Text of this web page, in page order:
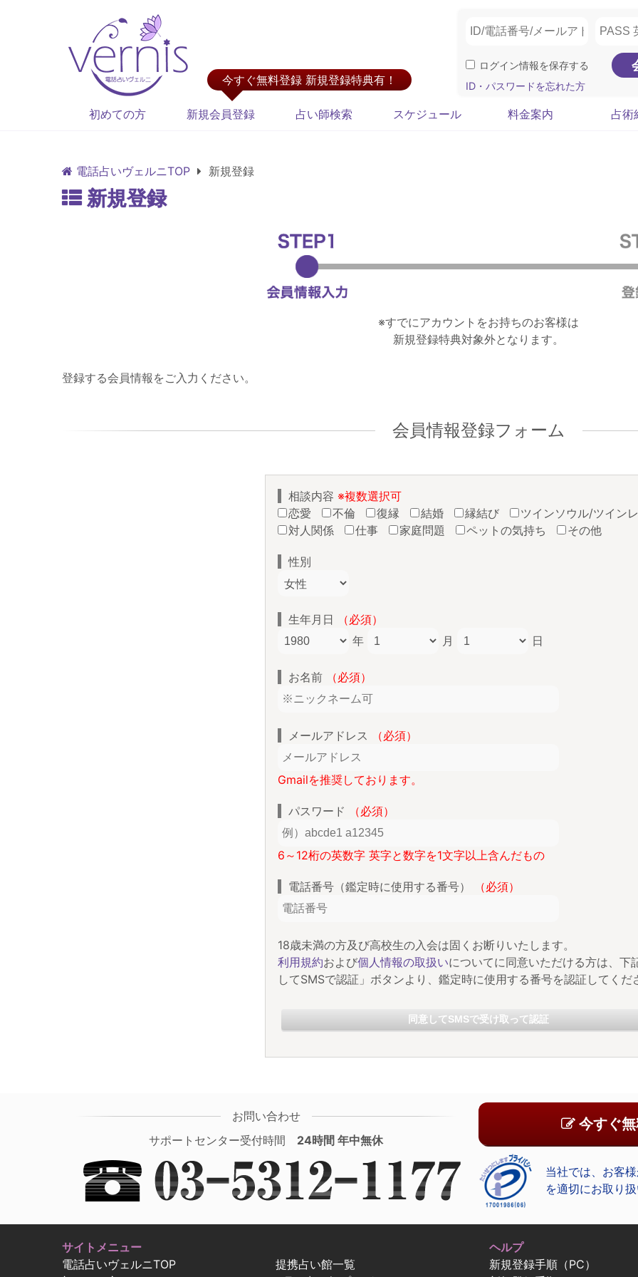
今すぐ無料登録 新規登録特典有！
ログイン情報を保存する
ID・パスワードを忘れた方
初めての方 新規会員登録 占い師検索 スケジュール 料金案内 占術
電話占いヴェルニTOP 新規登録
新規登録
※すでにアカウントをお持ちのお客様は
新規登録特典対象外となります。
登録する会員情報をご入力ください。
会員情報登録フォーム
相談内容 ※複数選択可
恋愛
不倫 復縁 結婚 縁結び
ツインソウル/ツイン
対人関係
仕事 家庭問題 ペットの気持ち その他
性別
生年月日
（必須）
年
月 日
お名前 （必須）
メールアドレス （必須）
Gmailを推奨しております。
パスワード （必須）
6～12桁の英数字 英字と数字を1文字以上含んだもの
電話番号（鑑定時に使用する番号） （必須）
18歳未満の方及び高校生の入会は固くお断りいたします。
利用規約および個人情報の取扱いについてに同意いただける方は、下
してSMSで認証」ボタンより、鑑定時に使用する番号を認証してくだ
同意してSMSで受け取って認証
お問い合わせ
サポートセンター受付時間 24時間 年中無休
今すぐ無
当社では、お客
を適切にお取り
サイトメニュー
電話占いヴェルニTOP
提携占い館一覧
ヘルプ
新規登録手順（PC）